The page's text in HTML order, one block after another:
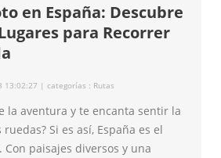
en España: Descubre
para Recorrer
13:02:27 | categorías : Rutas
la aventura y te encanta sentir la
Si es así, España es el
paisajes diversos y una